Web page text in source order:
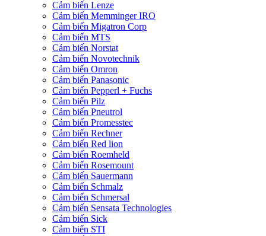
Cảm biến Lenze
Cảm biến Memminger IRO
Cảm biến Migatron Corp
Cảm biến MTS
Cảm biến Norstat
Cảm biến Novotechnik
Cảm biến Omron
Cảm biến Panasonic
Cảm biến Pepperl + Fuchs
Cảm biến Pilz
Cảm biến Pneutrol
Cảm biến Promesstec
Cảm biến Rechner
Cảm biến Red lion
Cảm biến Roemheld
Cảm biến Rosemount
Cảm biến Sauermann
Cảm biến Schmalz
Cảm biến Schmersal
Cảm biến Sensata Technologies
Cảm biến Sick
Cảm biến STI